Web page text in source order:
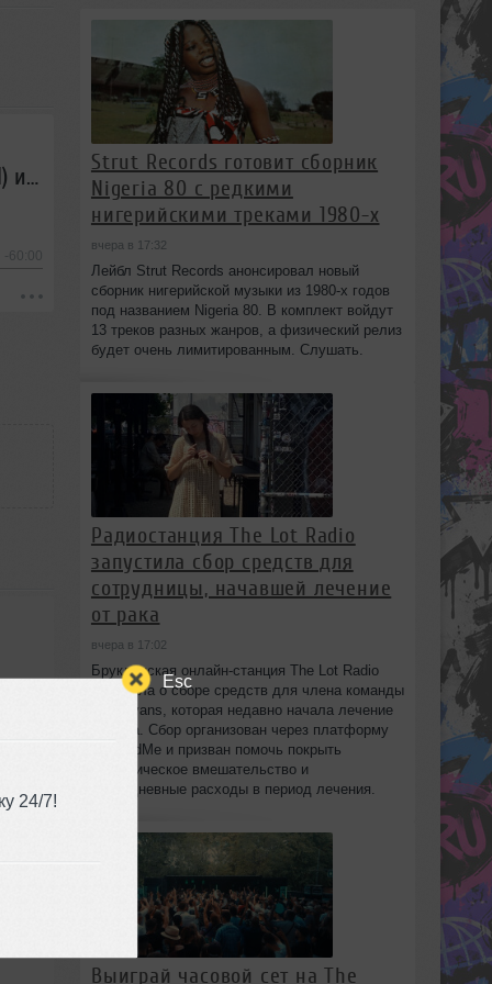
Esc
24/7!
ДЕФОЛТ — Микшер Русской кибернетики 132 с Евгением Сваловым (4Mal) и Александром Киреевым (22.05.2019)
-60:00
Strut Records готовит сборник
Nigeria 80 с редкими
нигерийскими треками 1980-х
вчера в 17:32
Лейбл Strut Records анонсировал новый
сборник нигерийской музыки из 1980-х годов
под названием Nigeria 80. В комплект войдут
13 треков разных жанров, а физический релиз
будет очень лимитированным. Слушать.
Радиостанция The Lot Radio
запустила сбор средств для
сотрудницы, начавшей лечение
от рака
вчера в 17:02
Бруклинская онлайн-станция The Lot Radio
объявила о сборе средств для члена команды
Lola Evans, которая недавно начала лечение
от рака. Сбор организован через платформу
GoFundMe и призван помочь покрыть
хирургическое вмешательство и
повседневные расходы в период лечения.
Выиграй часовой сет на The